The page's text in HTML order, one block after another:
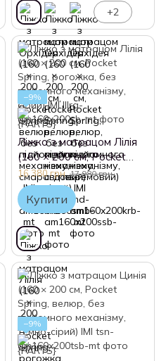
+2
−9%
Ліжко з матрацом Лілія
(160 × 200 см, Pocket
Spring, рогожка, без
підйомного механізму,
сірий) IMI
16 380 грн 17 980 грн
Купити
−9%